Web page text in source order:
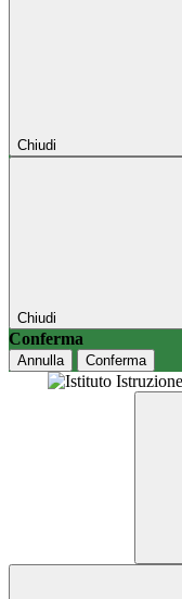
Chiudi
Chiudi
Conferma
Annulla Conferma